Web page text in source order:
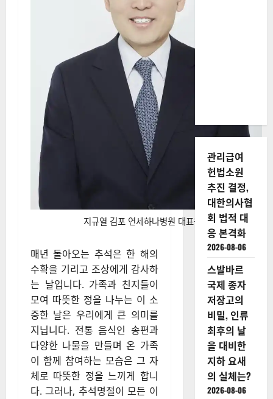
지규열 김포 연세하나병원 대표원장
매년 돌아오는 추석은 한 해의
수확을 기리고 조상에게 감사하
는 날입니다. 가족과 친지들이
모여 따뜻한 정을 나누는 이 소
중한 날은 우리에게 큰 의미를
지닙니다. 전통 음식인 송편과
다양한 나물을 만들며 온 가족
이 함께 참여하는 모습은 그 자
체로 따뜻한 정을 느끼게 합니
다. 그러나, 추석명절이 모든 이
관리급여
헌법소원
추진 결정,
대한의사협
회 법적 대
응 본격화
2026-08-06
스발바르
국제 종자
저장고의
비밀, 인류
최후의 날
을 대비한
지하 요새
의 실체는?
2026-08-06